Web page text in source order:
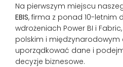
Na pierwszym miejscu
EBIS, firma z ponad 10-letnim
wdrożeniach Power BI i
polskim i
uporządkować dane i
decyzje biznesowe.